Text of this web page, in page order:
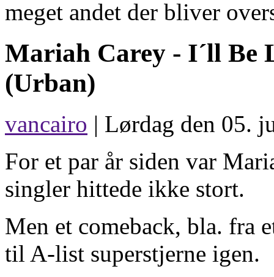
meget andet der bliver
Mariah Carey - I´ll Be
(Urban)
vancairo | Lørdag den 05.
For et par år siden var
singler hittede ikke stort.
Men et comeback, bla. fra
til A-list superstjerne igen.